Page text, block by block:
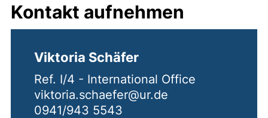
Kontakt aufnehmen
Viktoria Schäfer
Ref. I/4 - International Office
viktoria.schaefer@ur.de
0941/943 5543